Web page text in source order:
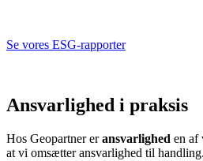
Se vores ESG-rapporter
Ansvarlighed i praksis
Hos Geopartner eransvarlighed en af
at vi omsætter ansvarlighed til